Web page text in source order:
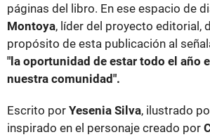
páginas del libro. En ese espacio de
Montoya, líder del proyecto editorial,
propósito de esta publicación al
"la oportunidad de estar todo el año
nuestra comunidad".
Escrito por Yesenia Silva, ilustrado
inspirado en el personaje creado por